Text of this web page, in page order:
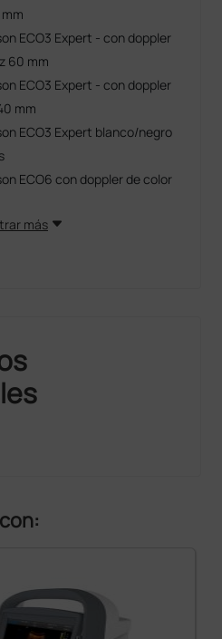
ECO3 Expert - con doppler
60 mm
ECO3 Expert - con doppler
mm
ECO3 Expert blanco/negro
ECO6 con doppler de color
más